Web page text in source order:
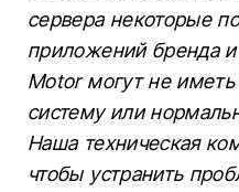
сервера некоторые
приложений бренда
Motor могут не
систему или
Наша техническая
чтобы устранить